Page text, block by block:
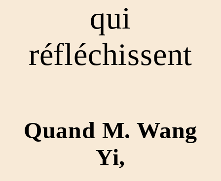
qui
réfléchissent
Quand M. Wang
Yi,